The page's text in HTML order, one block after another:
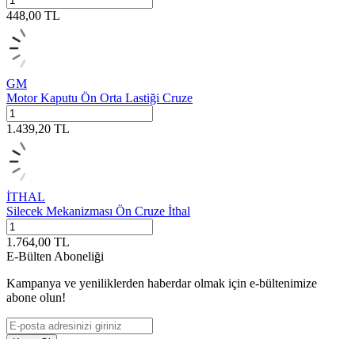
448,00 TL
GM
Motor Kaputu Ön Orta Lastiği Cruze
1.439,20 TL
İTHAL
Silecek Mekanizması Ön Cruze İthal
1.764,00 TL
E-Bülten Aboneliği
Kampanya ve yeniliklerden haberdar olmak için e-bültenimize
abone olun!